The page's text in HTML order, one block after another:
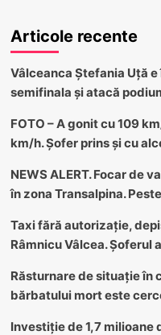
Articole recente
Vâlceanca Ștefania Uță
semifinala și atacă
FOTO – A gonit cu 109
km/h. Șofer prins și cu
NEWS ALERT. Focar de
în zona Transalpina.
Taxi fără autorizație,
Râmnicu Vâlcea. Șoferul
Răsturnare de situație în
bărbatului mort este
Investiție de 1,7 milioane